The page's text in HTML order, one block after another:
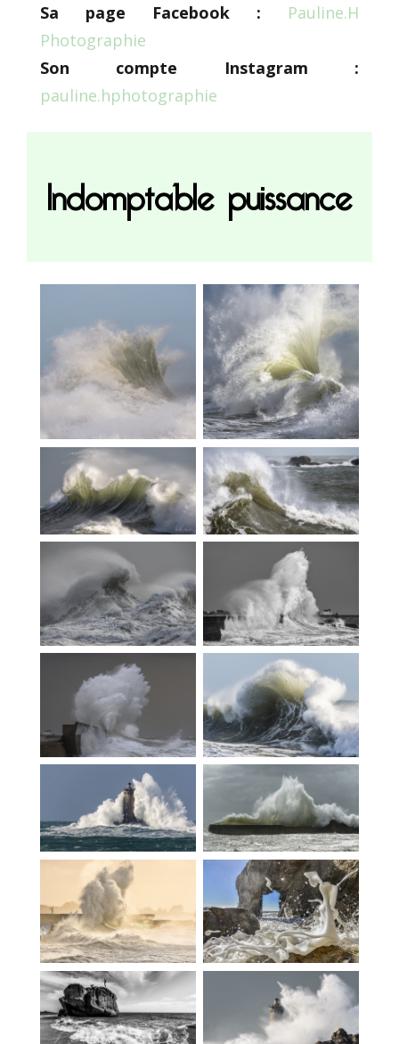
Sa page Facebook :
Pauline.H
Photographie
Son compte Instagram :
pauline.hphotographie
Indomptable puissance